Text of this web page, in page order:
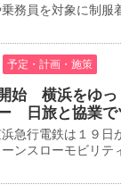
務員を対象に制服
予定・計画・施策
始 横浜をゆ
日旅と協業で
行電鉄は１９日
ンスローモビリテ